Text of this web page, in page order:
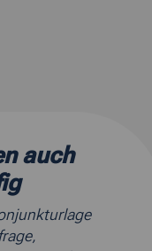
auch